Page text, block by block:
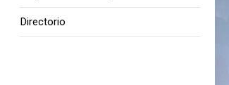
Directorio